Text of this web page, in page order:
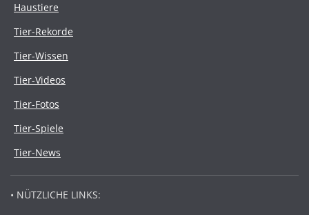
Haustiere
Tier-Rekorde
Tier-Wissen
Tier-Videos
Tier-Fotos
Tier-Spiele
Tier-News
• NÜTZLICHE LINKS: